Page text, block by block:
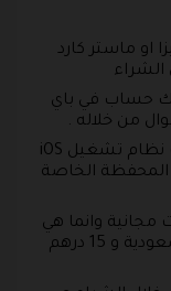
او ماستر كارد
حساب في باي
من خلاله .
، في حالة توافر لديك نظام تشغيل iOS
المحفظة الخاصة
وانما هي
خدمة مدفوعة قيمتها 34 ريال في السعودية و 15 درهم